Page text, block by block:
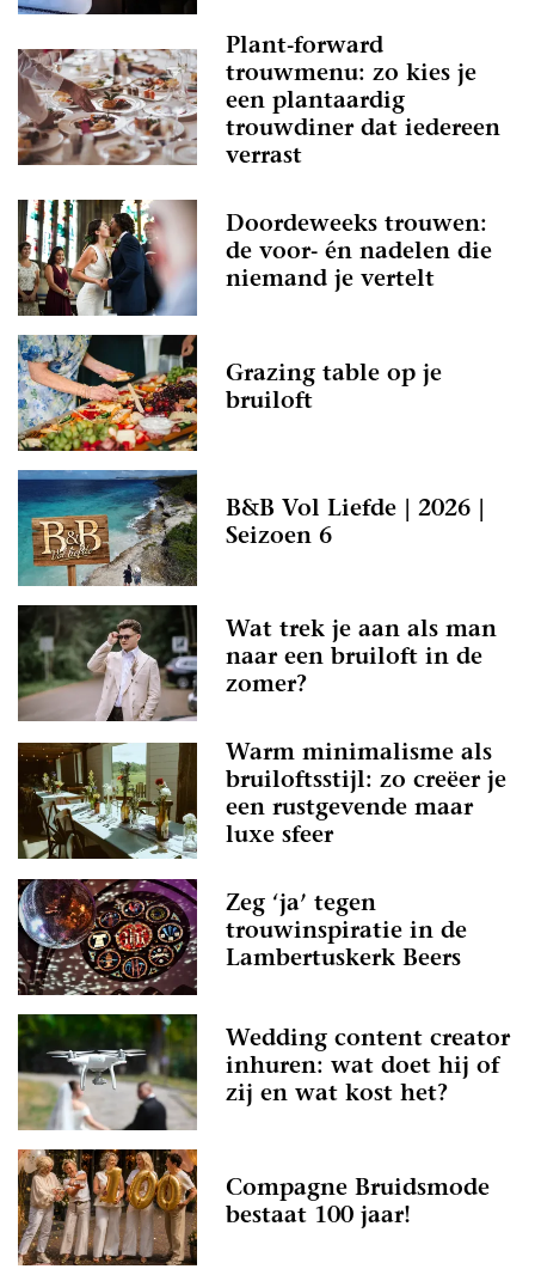
Plant-forward
trouwmenu: zo kies je
een plantaardig
trouwdiner dat iedereen
verrast
Doordeweeks trouwen:
de voor- én nadelen die
niemand je vertelt
Grazing table op je
bruiloft
B&B Vol Liefde | 2026 |
Seizoen 6
Wat trek je aan als man
naar een bruiloft in de
zomer?
Warm minimalisme als
bruiloftsstijl: zo creëer je
een rustgevende maar
luxe sfeer
Zeg ‘ja’ tegen
trouwinspiratie in de
Lambertuskerk Beers
Wedding content creator
inhuren: wat doet hij of
zij en wat kost het?
Compagne Bruidsmode
bestaat 100 jaar!